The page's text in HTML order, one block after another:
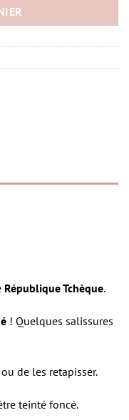
République Tchèque.
! Quelques salissures
de les retapisser.
teinté foncé.